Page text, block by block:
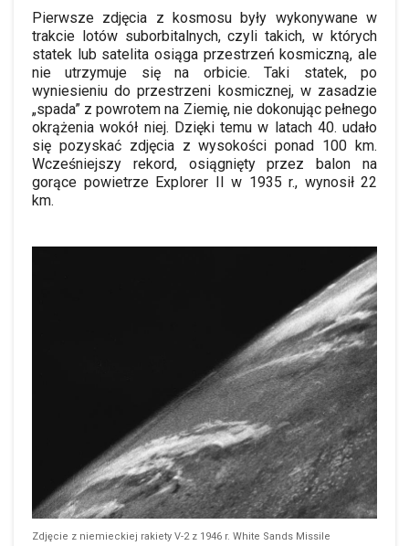
Pierwsze zdjęcia z kosmosu były wykonywane w
trakcie lotów suborbitalnych, czyli takich, w których
statek lub satelita osiąga przestrzeń kosmiczną, ale
nie utrzymuje się na orbicie. Taki statek, po
wyniesieniu do przestrzeni kosmicznej, w zasadzie
„spada” z powrotem na Ziemię, nie dokonując pełnego
okrążenia wokół niej. Dzięki temuw latach 40. udało
się pozyskać zdjęcia z wysokości ponad 100 km.
Wcześniejszy rekord, osiągnięty przez balon na
gorące powietrze Explorer II w 1935 r., wynosił 22
km.
Zdjęcie z niemieckiej rakiety V-2 z 1946 r. White Sands Missile